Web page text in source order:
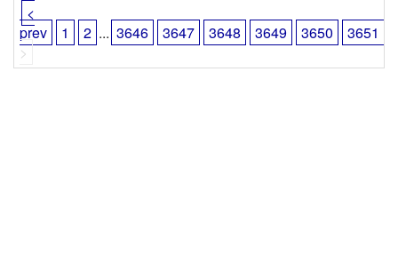
<
prev
1 2 ... 3646 3647 3648 3649 3650 3651
>